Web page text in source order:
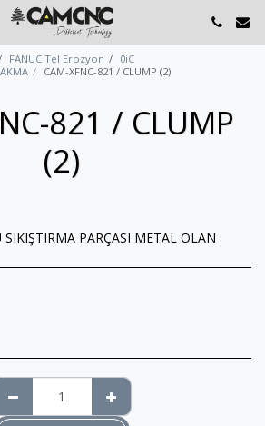
FANUC Tel Erozyon
0iC
CAM-XFNC-821 / CLUMP (2)
821 / CLUMP
(2)
PARÇASI METAL OLAN